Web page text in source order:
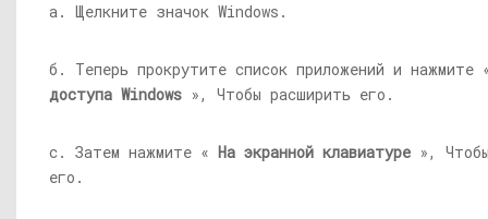
а. Щелкните значок Windows.
б. Теперь прокрутите список приложений и
доступа Windows », Чтобы расширить его.
c. Затем нажмите « На экранной клавиатуре »,
его.